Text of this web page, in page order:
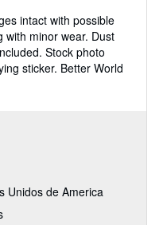
Unidos de America
intact with possible
with minor wear. Dust
Stock photo
sticker. Better World